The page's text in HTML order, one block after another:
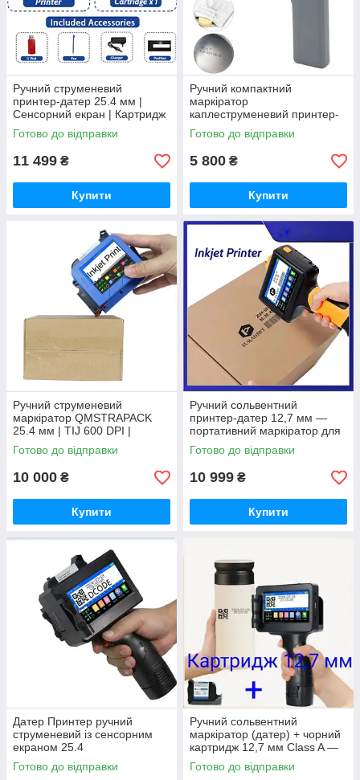
Ручний струменевий
принтер-датер 25.4 мм |
Сенсорний екран | Картридж
у комплекті
Готово до відправки
11 499 ₴
Купити
Ручний компактний
маркіратор
каплеструменевий принтер-
датувальник 12.7 мм, 600
dpi (Без картриджу)
Готово до відправки
5 800 ₴
Купити
Ручний струменевий
маркіратор QMSTRAPACK
25.4 мм | TIJ 600 DPI |
Сенсорний екран | Друк дати,
QR-кодів, штрихкодів
Готово до відправки
10 000 ₴
Купити
Ручний сольвентний
принтер-датер 12,7 мм —
портативний маркіратор для
нанесення дати та
маркування
Готово до відправки
10 999 ₴
Купити
Датер Принтер ручний
струменевий із сенсорним
екраном 25.4
Готово до відправки
Ручний сольвентний
маркіратор (датер) + чорний
картридж 12,7 мм Class A —
портативний принтер для
маркування по різних
Готово до відправки